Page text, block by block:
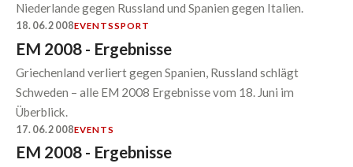
Niederlande gegen Russland und Spanien gegen Italien.
18.06.2008EVENTSSPORT
EM 2008 - Ergebnisse
Griechenland verliert gegen Spanien, Russland schlägt
Schweden – alle EM 2008 Ergebnisse vom 18. Juni im
Überblick.
17.06.2008EVENTS
EM 2008 - Ergebnisse